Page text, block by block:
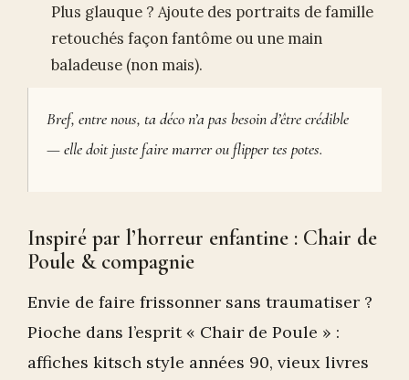
Plus glauque ? Ajoute des portraits de famille
retouchés façon fantôme ou une main
baladeuse (non mais).
Bref, entre nous, ta déco n’a pas besoin d’être crédible
— elle doit juste faire marrer ou flipper tes potes.
Inspiré par l’horreur enfantine : Chair de
Poule & compagnie
Envie de faire frissonner sans traumatiser ?
Pioche dans l’esprit « Chair de Poule » :
affiches kitsch style années 90, vieux livres